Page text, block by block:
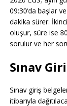
09:30’da başlar
dakika sürer.
oluşur, süre ise
sorulur ve her
Sınav
Sınav giriş
itibarıyla